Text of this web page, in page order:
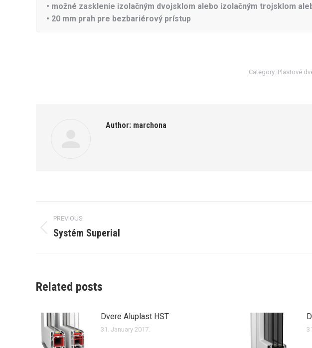
• možné zasklenie izolačným dvojsklom alebo izolačným trojsklom
• 20 mm prah pre bezbariérový prístup
Category: Plastové
Author: marchona
Post
navigation
PREVIOUS
Previous
Systém Superial
Related posts
Dvere Aluplast HST
31. January 2017.